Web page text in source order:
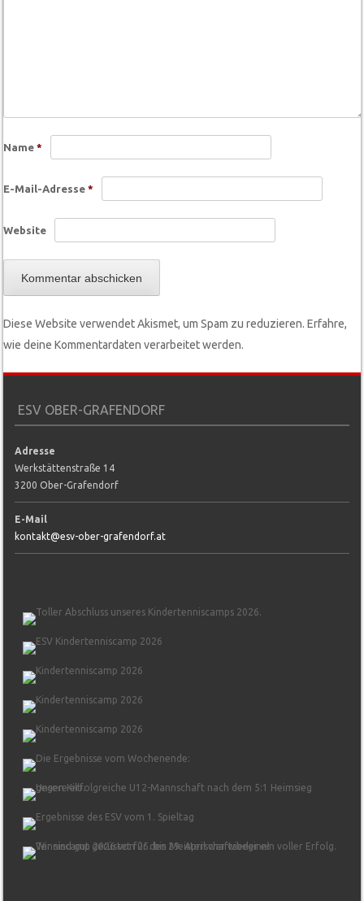
Name*
E-Mail-Adresse*
Website
Diese Website verwendet Akismet, um Spam zu reduzieren.Erfahre,
wie deine Kommentardaten verarbeitet werden.
ESV OBER-GRAFENDORF
Adresse
Werkstättenstraße 14
3200 Ober-Grafendorf
E-Mail
kontakt@esv-ober-grafendorf.at